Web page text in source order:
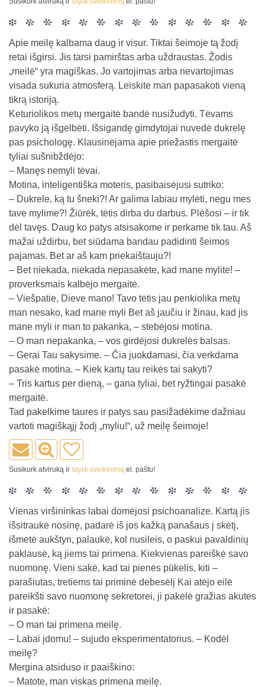
Apie meilę kalbama daug ir visur. Tiktai šeimoje tą žodį
retai išgirsi. Jis tarsi pamirštas arba uždraustas. Žodis
„meilė“ yra magiškas. Jo vartojimas arba nevartojimas
visada sukuria atmosferą. Leiskite man papasakoti vieną
tikrą istoriją.
Keturiolikos metų mergaitė bandė nusižudyti. Tėvams
pavyko ją išgelbėti. Išsigandę gimdytojai nuvedė dukrelę
pas psichologę. Klausinėjama apie priežastis mergaitė
tyliai sušnibždėjo:
– Manęs nemyli tėvai.
Motina, inteligentiška moteris, pasibaisėjusi sutriko:
– Dukrele, ką tu šneki?! Ar galima labiau mylėti, negu mes
tave mylime?! Žiūrėk, tėtis dirba du darbus. Plėšosi – ir tik
dėl tavęs. Daug ko patys atsisakome ir perkame tik tau. Aš
mažai uždirbu, bet siūdama bandau padidinti šeimos
pajamas. Bet ar aš kam priekaištauju?!
– Bet niekada, niekada nepasakėte, kad mane mylite! –
proverksmais kalbėjo mergaitė.
– Viešpatie, Dieve mano! Tavo tėtis jau penkiolika metų
man nesako, kad mane myli Bet aš jaučiu ir žinau, kad jis
mane myli ir man to pakanka, – stebėjosi motina.
– O man nepakanka, – vos girdėjosi dukrelės balsas.
– Gerai Tau sakysime. – Čia juokdamasi, čia verkdama
pasakė motina. – Kiek kartų tau reikės tai sakyti?
– Tris kartus per dieną, – gana tyliai, bet ryžtingai pasakė
mergaitė.
Tad pakelkime taures ir patys sau pasižadėkime dažniau
vartoti magiškąjį žodį „myliu!“, už meilę šeimoje!
Susikurk atviruką ir siųsk sveikinimą el. paštu!
Vienas viršininkas labai domėjosi psichoanalize. Kartą jis
išsitraukė nosinę, padarė iš jos kažką panašaus į skėtį,
išmetė aukštyn, palaukė, kol nusileis, o paskui pavaldinių
paklausė, ką jiems tai primena. Kiekvienas pareiškė savo
nuomonę. Vieni sakė, kad tai pienės pūkelis, kiti –
parašiutas, tretiems tai priminė debesėlį Kai atėjo eilė
pareikšti savo nuomonę sekretorei, ji pakėlė gražias akutes
ir pasakė:
– O man tai primena meilę.
– Labai įdomu! – sujudo eksperimentatorius. – Kodėl
meilę?
Mergina atsiduso ir paaiškino:
– Matote, man viskas primena meilę.